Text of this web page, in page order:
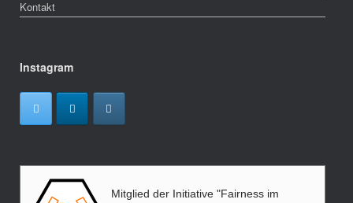
Kontakt
Instagram
Mitglied der Initiative "Fairness im